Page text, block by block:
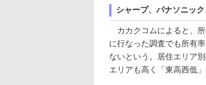
シャープ、パナソニッ
カカクコムによると、所
に行なった調査でも所有
ないという。居住エリア
エリアも高く「東高西低